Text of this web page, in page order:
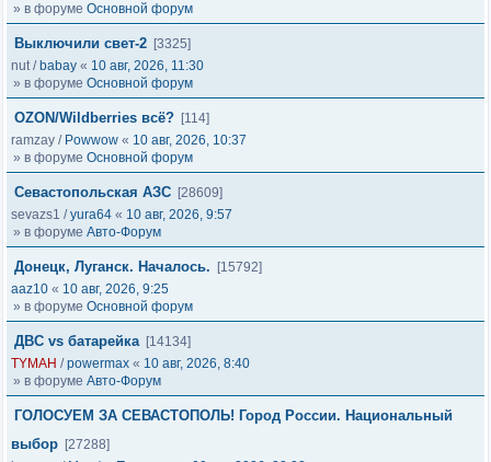
» в форуме Основной форум
Выключили свет-2 [3325]
nut/ babay « 10 авг, 2026, 11:30
» в форуме Основной форум
OZON/Wildberries всё? [114]
ramzay / Powwow « 10 авг, 2026, 10:37
» в форуме Основной форум
Севастопольская АЗС [28609]
sevazs1 /yura64 « 10 авг, 2026, 9:57
» в форуме Авто-Форум
Донецк, Луганск. Началось.
[15792]
aaz10 « 10 авг, 2026, 9:25
» в форуме Основной форум
ДВС vs батарейка [14134]
TYMAH /powermax « 10 авг, 2026, 8:40
» в форуме Авто-Форум
ГОЛОСУЕМ ЗА СЕВАСТОПОЛЬ! Город России. Национальный
выбор [27288]